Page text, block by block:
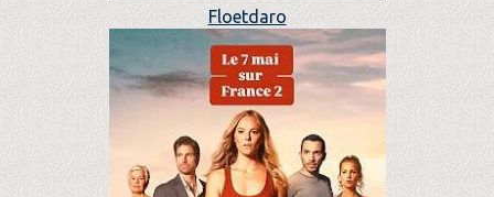
Floetdaro